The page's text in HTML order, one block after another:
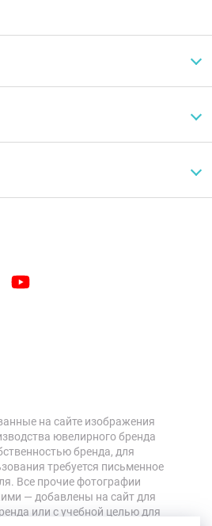
на сайте изображения
ювелирного бренда
бренда, для
требуется письменное
Все прочие фотографии
— добавлены на сайт для
или с учебной целью для